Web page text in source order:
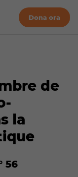
Dona ora
de
la
56